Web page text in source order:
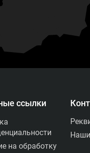
ссылки
на обработку